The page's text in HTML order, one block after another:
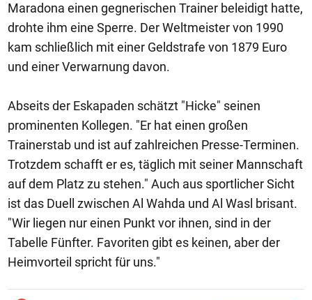
Maradona einen gegnerischen Trainer beleidigt hatte,
drohte ihm eine Sperre. Der Weltmeister von 1990
kam schließlich mit einer Geldstrafe von 1879 Euro
und einer Verwarnung davon.
Abseits der Eskapaden schätzt "Hicke" seinen
prominenten Kollegen. "Er hat einen großen
Trainerstab und ist auf zahlreichen Presse-Terminen.
Trotzdem schafft er es, täglich mit seiner Mannschaft
auf dem Platz zu stehen." Auch aus sportlicher Sicht
ist das Duell zwischen Al Wahda und Al Wasl brisant.
"Wir liegen nur einen Punkt vor ihnen, sind in der
Tabelle Fünfter. Favoriten gibt es keinen, aber der
Heimvorteil spricht für uns."